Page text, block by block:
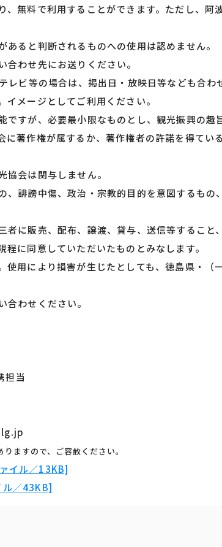
無料で利用することができます。ただし、阿
ると判断されるものへの使用は認めません。
わせ先にお送りください。
ビ等の場合は、掲出日・放映日等なども合わ
メージとしてご利用ください。
すが、必要最小限なものとし、観光振興の趣
著作権が属するか、著作権者の許諾を得て
会は関与しません。
、誹謗中傷、政治・宗教的目的を意図するも
に販売、配布、譲渡、貸与、送信等すること
に同意していただいたものとみなします。
用により損害が生じたとしても、徳島県・
わせください。
担当
ますので、ご容赦ください。
イル／13KB]
ル／43KB]